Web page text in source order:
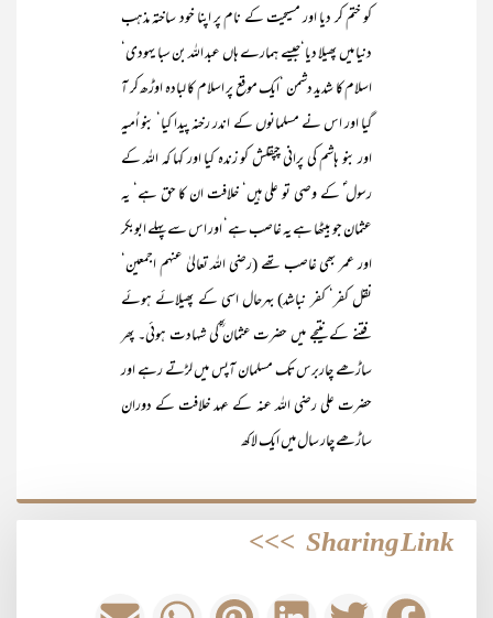
کو ختم کر دیا اور مسیحیت کے نام پر اپنا خود ساختہ مذہب
دنیا میں پھیلا دیا‘جیسے ہمارے ہاں عبد اللہ بن سبا یہودی‘
اسلام کا شدید دشمن ‘ایک موقع پر اسلام کا لبادہ اوڑھ کر آ
گیا اور اس نے مسلمانوں کے اندر رخنہ پیدا کیا‘ بنو اُمیہ
اور بنو ہاشم کی پرانی چپقلش کو زندہ کیا اور کہا کہ اللہ کے
رسول ؐ کے وصی تو علی ہیں‘ خلافت ان کا حق ہے‘ یہ
عثمان جو بیٹھا ہے یہ غاصب ہے‘ اور اس سے پہلے ابوبکر
اور عمر بھی غاصب تھے (رضی اللہ تعالیٰ عنہم اجمعین‘
نقل کفر‘ کفر نباشد) بہرحال اسی کے پھیلائے ہوئے
فتنے کے نتیجے میں حضرت عثمان ؓکی شہادت ہوئی۔ پھر
ساڑھے چاربرس تک مسلمان آپس میں لڑتے رہے اور
حضرت علی رضی اللہ عنہ کے عہد خلافت کے دوران
ساڑھے چار سال میں ایک لاکھ
Sharing Link
>>>